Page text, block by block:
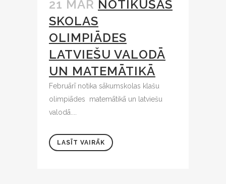
21 MAR NOTIKUŠAS
SKOLAS
OLIMPIĀDES
LATVIEŠU VALODĀ
UN MATEMĀTIKĀ
Februārī notika sākumskolas klašu
olimpiādes matemātikā un latviešu
valodā....
LASĪT VAIRĀK